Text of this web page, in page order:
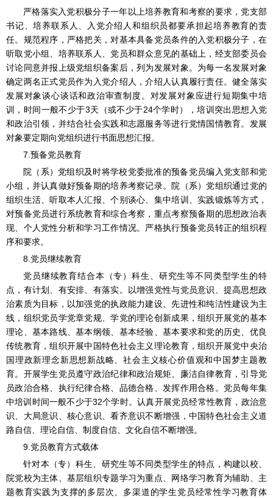
严格落实入党积极分子一年以上培养教育和考察的要求，党支部
书记、培养联系人、入党介绍人和组织员都要承担起培养教育的责
任。规范程序，严格把关，对基本具备党员条件的入党积极分子，在
听取党小组、培养联系人、党员和群众意见的基础上，经支部委员会
讨论同意并报上级党组织备案后，列为发展对象。为每一名发展对象
确定两名正式党员作为入党介绍人，介绍人认真履行责任。健全落实
发展对象谈心谈话和政治审查制度。对发展对象应进行短期集中培
训，时间一般不少于3天（或不少于24个学时），培训突出思想入党
和政治引领，并结合社会实践和志愿服务等进行党情国情教育。发展
对象要定期向党组织进行书面思想汇报。
7.预备党员教育
院（系）党组织及时将学校党委批准的预备党员编入党支部和党
小组，并认真做好预备期的培养考察记录。院（系）党组织通过党的
组织生活、听取本人汇报、个别谈心、集中培训、实践锻炼等方式，
对预备党员进行系统教育和综合考察，重点考察预备期的思想政治表
现、个人党性分析和学习工作情况。严格执行预备党员转正的组织程
序和要求。
8.党员继续教育
党员继续教育结合本（专）科生、研究生等不同类型学生的特
点，有计划、有安排、有落实。以增强党性与党员意识、提高思想政
治素质为目标，以加强党的执政能力建设、先进性和纯洁性建设为主
线，组织党员学党章党规、学党的理论创新成果，组织开展党的基本
理论、基本路线、基本纲领、基本经验、基本要求和党的历史、优良
传统教育，组织开展中国特色社会主义理论教育，组织开展党中央治
国理政新理念新思想新战略、社会主义核心价值观和中国梦主题教
育。开展学生党员遵守政治纪律和政治规矩、廉洁自律教育，引导党
员政治合格、执行纪律合格、品德合格、发挥作用合格。党员每年集
中培训时间一般不少于32个学时。认真开展党员经常性教育，政治意
识、大局意识、核心意识、看齐意识不断增强，中国特色社会主义道
路自信、理论自信、制度自信、文化自信不断增强。
9.党员教育方式载体
针对本（专）科生、研究生等不同类型学生的特点，构建以校、
院党校为主体、基层组织专题学习为重点、网络学习教育为辅助、主
题教育实践为支撑的多层次、多渠道的学生党员经常性学习教育体